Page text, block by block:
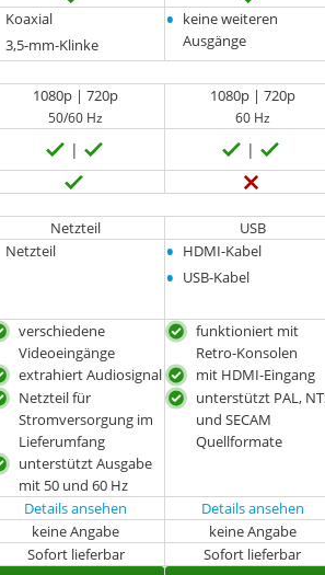
Koaxial
3,5-mm-Klinke
• keine weiteren
Ausgänge
1080p | 720p
50/60 Hz
1080p | 720p
60 Hz
Netzteil USB
Netzteil • HDMI-Kabel
• USB-Kabel
verschiedene
Videoeingänge
extrahiert Audiosignal
Netzteil für
Stromversorgung im
Lieferumfang
unterstützt Ausgabe
mit 50 und 60 Hz
funktioniert mit
Retro-Konsolen
mit HDMI-Eingang
unterstützt PAL,
und SECAM
Quellformate
Details ansehen Details ansehen
keine Angabe keine Angabe
Sofort lieferbar Sofort lieferbar